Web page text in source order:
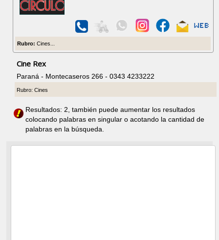
Rubro: Cines...
Cine Rex
Paraná - Montecaseros 266 - 0343 4233222
Rubro: Cines
Resultados: 2, también puede aumentar los resultados
colocando palabras en singular o acotando la cantidad de
palabras en la búsqueda.